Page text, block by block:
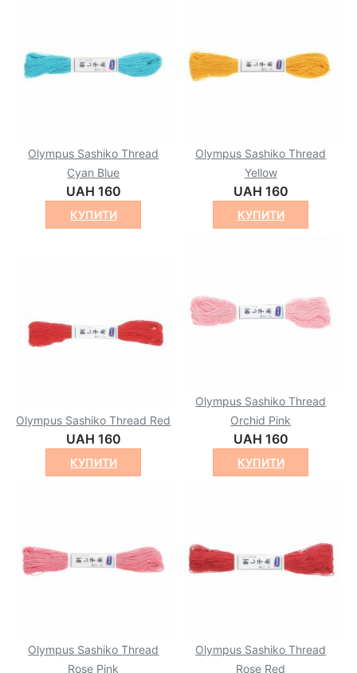
Olympus Sashiko Thread
Cyan Blue
UAH 160
КУПИТИ
Olympus Sashiko Thread
Yellow
UAH 160
КУПИТИ
Olympus Sashiko Thread Red
UAH 160
КУПИТИ
Olympus Sashiko Thread
Orchid Pink
UAH 160
КУПИТИ
Olympus Sashiko Thread
Rose Pink
Olympus Sashiko Thread
Rose Red